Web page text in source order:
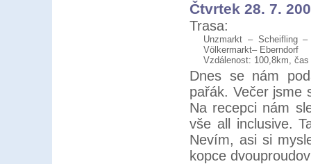
Čtvrtek 28. 7.
Trasa:
Unzmarkt – Scheifling
Völkermarkt– Eberndorf
Vzdálenost: 100,8km,
Dnes se nám
pařák. Večer jsme
Na recepci nám
vše all inclusive.
Nevím, asi si
kopce